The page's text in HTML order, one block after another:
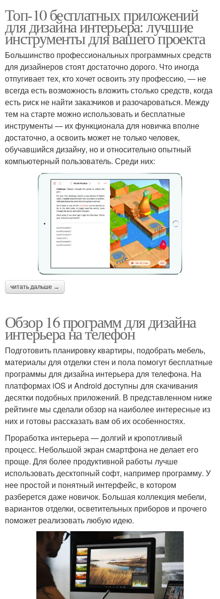
Топ-10 бесплатных приложений
для дизайна интерьера: лучшие
инструменты для вашего проекта
Большинство профессиональных программных средств
для дизайнеров стоят достаточно дорого. Что иногда
отпугивает тех, кто хочет освоить эту профессию, — не
всегда есть возможность вложить столько средств, когда
есть риск не найти заказчиков и разочароваться. Между
тем на старте можно использовать и бесплатные
инструменты — их функционала для новичка вполне
достаточно, а освоить может не только человек,
обучавшийся дизайну, но и относительно опытный
компьютерный пользователь. Среди них:
читать дальше →
Обзор 16 программ для дизайна
интерьера на телефон
Подготовить планировку квартиры, подобрать мебель,
материалы для отделки стен и пола помогут бесплатные
программы для дизайна интерьера для телефона. На
платформах iOS и Android доступны для скачивания
десятки подобных приложений. В представленном ниже
рейтинге мы сделали обзор на наиболее интересные из
них и готовы рассказать вам об их особенностях.
Проработка интерьера — долгий и кропотливый
процесс. Небольшой экран смартфона не делает его
проще. Для более продуктивной работы лучше
использовать десктопный софт, например программу. У
нее простой и понятный интерфейс, в котором
разберется даже новичок. Большая коллекция мебели,
вариантов отделки, осветительных приборов и прочего
поможет реализовать любую идею.